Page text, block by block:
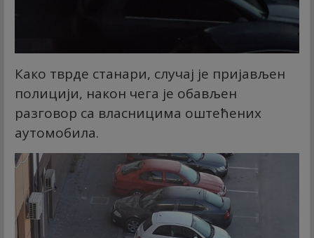
Како тврде станари, случај је пријављен
полицији, након чега је обављен
разговор са власницима оштећених
аутомобила.